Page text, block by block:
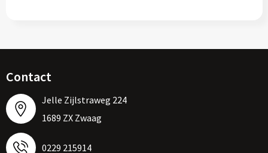
Contact
Jelle Zijlstraweg 224
1689 ZX Zwaag
0229 215914